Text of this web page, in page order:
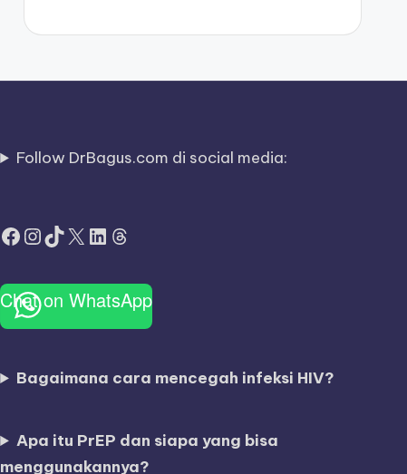
Follow DrBagus.com di social media:
Facebook
Instagram
TikTok
X LinkedIn
Threads
Chat on WhatsApp
Bagaimana cara mencegah infeksi HIV?
Apa itu PrEP dan siapa yang bisa
menggunakannya?